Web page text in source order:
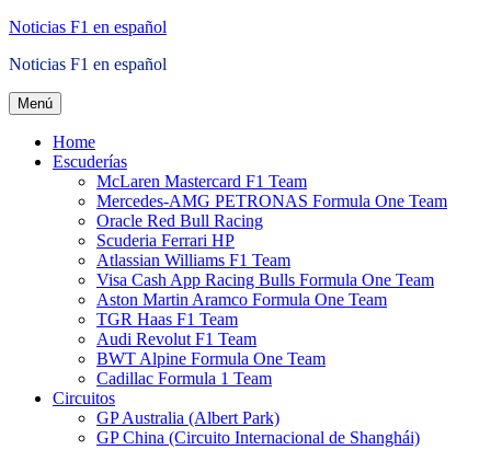
Saltar
contenido
Noticias F1 en español
Noticias F1 en español
Menú
Home
Escuderías
McLaren Mastercard F1 Team
Mercedes-AMG PETRONAS Formula One Team
Oracle Red Bull Racing
Scuderia Ferrari HP
Atlassian Williams F1 Team
Visa Cash App Racing Bulls Formula One Team
Aston Martin Aramco Formula One Team
TGR Haas F1 Team
Audi Revolut F1 Team
BWT Alpine Formula One Team
Cadillac Formula 1 Team
Circuitos
GP Australia (Albert Park)
GP China (Circuito Internacional de Shanghái)